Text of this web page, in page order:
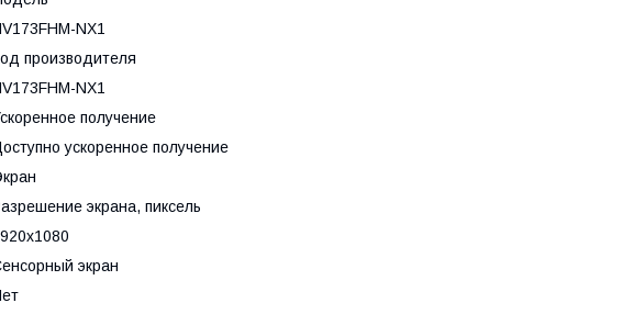
NX1
производителя
NX1
получение
ускоренное получение
экрана, пиксель
экран